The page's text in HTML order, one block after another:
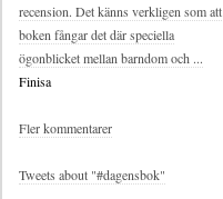
recension. Det känns verkligen som att
boken fångar det där speciella
ögonblicket mellan barndom och ...
Finisa
Fler kommentarer
Tweets about "#dagensbok"